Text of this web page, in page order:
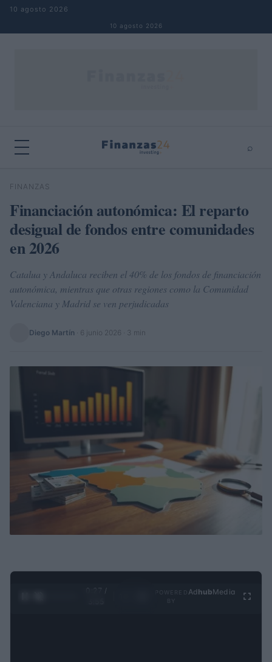
Saltar al contenido
10 agosto 2026
10 agosto 2026
⌕
Buscar
FINANZAS
Financiación autonómica: El reparto
desigual de fondos entre comunidades
en 2026
Catalua y Andaluca reciben el 40% de los fondos de financiación
autonómica, mientras que otras regiones como la Comunidad
Valenciana y Madrid se ven perjudicadas
Diego Martín 6 junio 2026 · 3 min
0:27 /
Ad hubMedia